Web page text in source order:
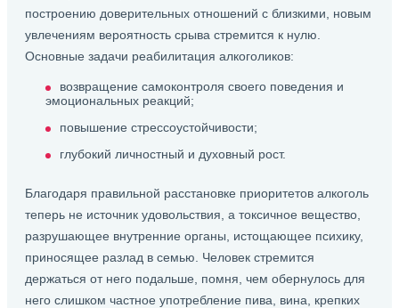
построению доверительных отношений с близкими, новым
увлечениям вероятность срыва стремится к нулю.
Основные задачи реабилитация алкоголиков:
возвращение самоконтроля своего поведения и
эмоциональных реакций;
повышение стрессоустойчивости;
глубокий личностный и духовный рост.
Благодаря правильной расстановке приоритетов алкоголь
теперь не источник удовольствия, а токсичное вещество,
разрушающее внутренние органы, истощающее психику,
приносящее разлад в семью. Человек стремится
держаться от него подальше, помня, чем обернулось для
него слишком частное употребление пива, вина, крепких